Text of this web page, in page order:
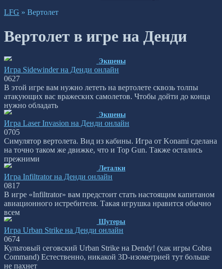
LFG » Вертолет
Вертолет в игре на Денди
Экшены
Игра Sidewinder на Денди онлайн
0627
В этой игре вам нужно лететь на вертолете сквозь толпы
атакующих вас вражеских самолетов. Чтобы дойти до конца
нужно обладать
Экшены
Игра Laser Invasion на Денди онлайн
0705
Симулятор вертолета. Вид из кабины. Игра от Konami сделана
на точно таком же движке, что и Top Gun. Также остались
прежними
Леталки
Игра Infiltrator на Денди онлайн
0817
В игре «Infiltrator» вам предстоит стать настоящим капитаном
авиационного истребителя. Такая игрушка нравится обычно
всем
Шутеры
Игра Urban Strike на Денди онлайн
0674
Культовый сеговский Urban Strike на Dendy! (хак игры Cobra
Command) Естественно, никакой 3D-изометрией тут больше
не пахнет